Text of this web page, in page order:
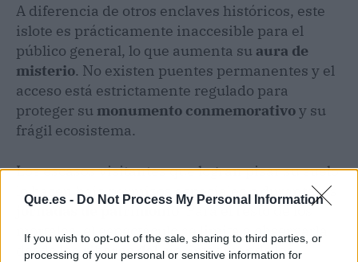
Que.es - Do Not Process My Personal Information
If you wish to opt-out of the sale, sharing to third parties, or
processing of your personal or sensitive information for
A diferencia de otros enclaves históricos, este
islote es prácticamente inaccesible para el
público general, lo que aumenta su aura de
misterio. No existen puentes permanentes y el
acceso está estrictamente regulado para
proteger su monumento conmemorativoy su
frágil ecosistema.
Los escasos visitantes que logran pisar su suelo
lo hacen bajo permisos especiales o durante las
jornadas de patrimonio
. Para el resto de los
mortales, el espectáculo se limita a observarla
desde las riberas del río, imaginando los